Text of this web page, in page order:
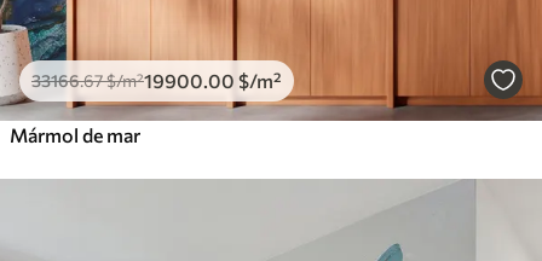
33166.67$/m²19900.00 $/m²
Mármol de mar